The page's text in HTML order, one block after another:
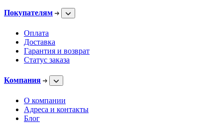
Покупателям
Оплата
Доставка
Гарантия и возврат
Статус заказа
Компания
О компании
Адреса и контакты
Блог